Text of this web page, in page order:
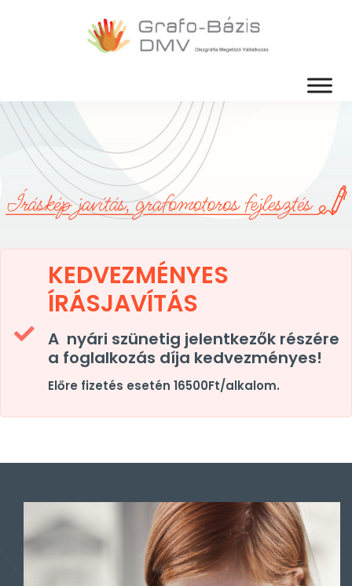
KEDVEZMÉNYES
ÍRÁSJAVÍTÁS
A nyári szünetig jelentkezők részére
a foglalkozás díja kedvezményes!
Előre fizetés esetén 16500Ft/alkalom.